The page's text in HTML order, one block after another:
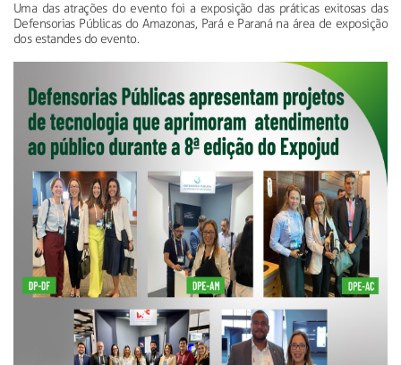
Uma das atrações do evento foi a exposição das práticas exitosas das
Defensorias Públicas do Amazonas, Pará e Paraná na área de exposição
dos estandes do evento.